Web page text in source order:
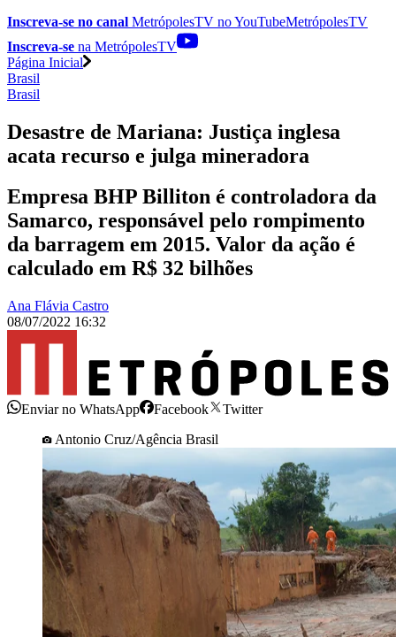
Inscreva-se no canal MetrópolesTV noYouTubeMetrópolesTV
Inscreva-se na MetrópolesTV
Página Inicial
Brasil
Brasil
Desastre de Mariana: Justiça inglesa
acata recurso e julga mineradora
Empresa BHP Billiton é controladora da
Samarco, responsável pelo rompimento
da barragem em 2015. Valor da ação é
calculado em R$ 32 bilhões
Ana Flávia Castro
08/07/2022 16:32
Enviar no WhatsApp Facebook
Twitter
Antonio Cruz/Agência Brasil